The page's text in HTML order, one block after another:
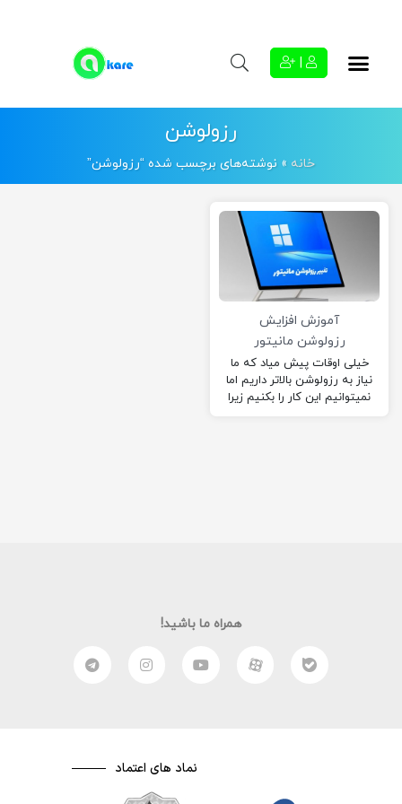
رزولوشن
خانه » نوشته‌های برچسب شده “رزولوشن”
آموزش افزایش
رزولوشن مانیتور
خیلی اوقات پیش میاد که ما
نیاز به رزولوشن بالاتر داریم اما
نمیتوانیم این کار را بکنیم زیرا
همراه ما باشید!
نماد های اعتماد